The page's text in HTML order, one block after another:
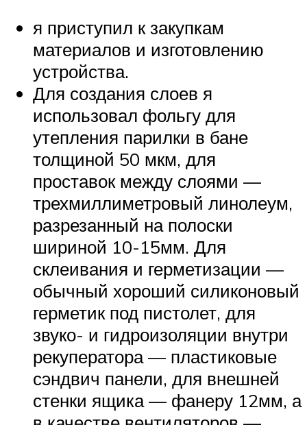
я приступил к закупкам
материалов и изготовлению
устройства.
Для создания слоев я
использовал фольгу для
утепления парилки в бане
толщиной 50 мкм, для
проставок между слоями —
трехмиллиметровый линолеум,
разрезанный на полоски
шириной 10-15мм. Для
склеивания и герметизации —
обычный хороший силиконовый
герметик под пистолет, для
звуко- и гидроизоляции внутри
рекуператора — пластиковые
сэндвич панели, для внешней
стенки ящика — фанеру 12мм, а